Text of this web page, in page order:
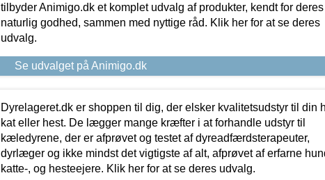
tilbyder Animigo.dk et komplet udvalg af produkter, kendt for deres
naturlig godhed, sammen med nyttige råd. Klik her for at se deres
udvalg.
Se udvalget på Animigo.dk
Dyrelageret.dk er shoppen til dig, der elsker kvalitetsudstyr til din
kat eller hest. De lægger mange kræfter i at forhandle udstyr til
kæledyrene, der er afprøvet og testet af dyreadfærdsterapeuter,
dyrlæger og ikke mindst det vigtigste af alt, afprøvet af erfarne
katte-, og hesteejere. Klik her for at se deres udvalg.